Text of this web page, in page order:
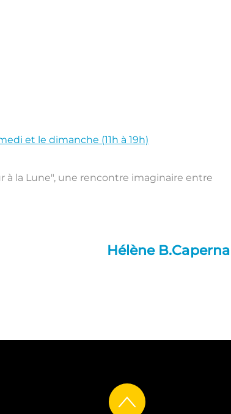
et le dimanche (11h à 19h)
à la Lune", une rencontre imaginaire entre
Hélène B.Caperna